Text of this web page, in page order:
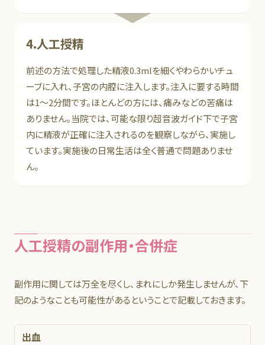
4.人工授精
前述の方法で処理した精液0.3mlを細くやわらかいチュ
ーブに入れ、子宮の内腔に注入します。注入に要する時間
は1～2分間です。ほとんどの方には、痛みなどの苦痛は
ありません。当院では、可能な限り超音波ガイド下で子宮
内に精液が正確に注入されるのを観察しながら、実施し
ています。実施後の日常生活は全く普通で問題ありませ
ん。
人工授精の副作用・合併症
副作用に関しては万全を尽くし、まれにしか発生しませんが、下
記のようなことも可能性があるということで記載しておきます。
出血